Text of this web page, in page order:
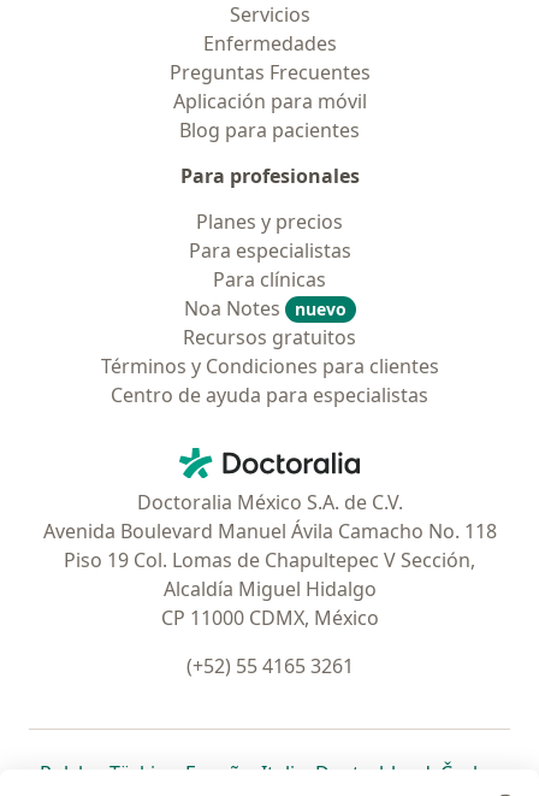
Servicios
Enfermedades
Preguntas Frecuentes
Aplicación para móvil
Blog para pacientes
Para profesionales
Planes y precios
Para especialistas
Para clínicas
Noa Notes
nuevo
Recursos gratuitos
Términos y Condiciones para clientes
Centro de ayuda para especialistas
Doctoralia - Página de inicio
Doctoralia México S.A. de C.V.
Avenida Boulevard Manuel Ávila Camacho No. 118
Piso 19 Col. Lomas de Chapultepec V Sección,
Alcaldía Miguel Hidalgo
CP 11000 CDMX, México
(+52) 55 4165 3261
Polska se abre en una nueva pestaña
Türkiye se abre en una nueva pestaña
España se abre en una nueva pestaña
Italia se abre en una nueva
Deutschlandse abre en
Česko